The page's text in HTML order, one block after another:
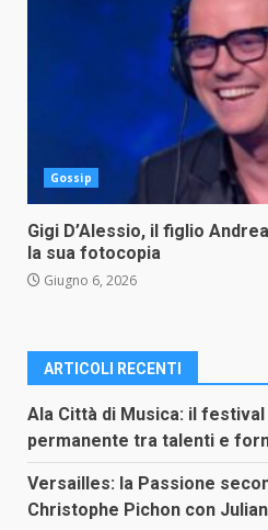
Gossip
Gigi D’Alessio, il figlio
la sua fotocopia
Giugno 6, 2026
ARTICOLI RECENTI
Ala Città di Musica: il
permanente tra talenti e
Versailles: la Passione
Christophe Pichon con